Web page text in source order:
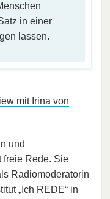
in einer
lassen.
mit Irina von
und
freie Rede. Sie
Radiomoderatorin
„Ich REDE“ in